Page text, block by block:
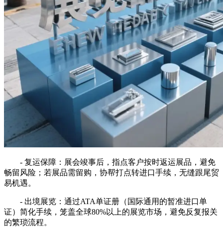
- 复运保障：展会竣事后，指点客户按时返运展品，避免
畅留风险；若展品需留购，协帮打点转进口手续，无缝跟尾贸
易机遇。
- 出境展览：通过ATA单证册（国际通用的暂准进口单
证）简化手续，笼盖全球80%以上的展览市场，避免反复报关
的繁琐流程。